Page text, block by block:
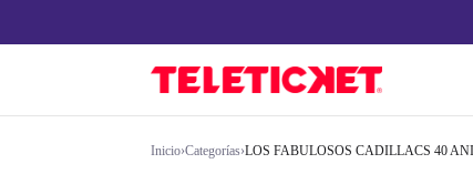
Inicio›Categorías›LOS FABULOSOS CADILLACS 40